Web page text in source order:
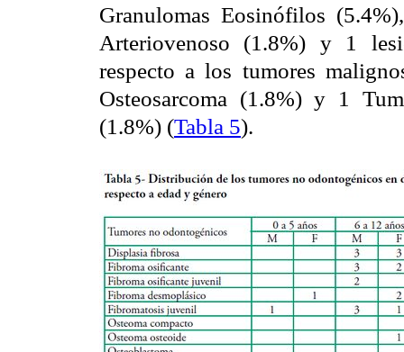
Granulomas Eosinófilos
Arteriovenoso (1.8%) y 1
respecto a los tumores
Osteosarcoma (1.8%) y 1
(1.8%) (Tabla 5).